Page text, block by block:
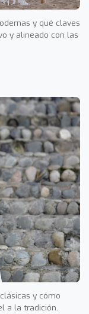
y qué claves
y alineado con las
y cómo
a la tradición.